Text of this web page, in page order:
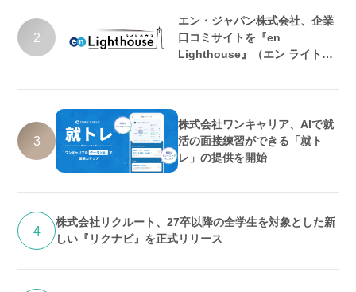
2
エン・ジャパン株式会社、企業
口コミサイトを『en
Lighthouse』（エン ライトハ
3
株式会社ワンキャリア、AIで就
活の面接練習ができる「就ト
レ」の提供を開始
4
株式会社リクルート、27卒以降の全学生を対象とした新
しい『リクナビ』を正式リリース